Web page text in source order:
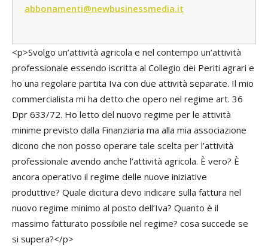
abbonamenti@newbusinessmedia.it
<p>Svolgo un’attività agricola e nel contempo un’attività
professionale essendo iscritta al Collegio dei Periti agrari e
ho una regolare partita Iva con due attività separate. Il mio
commercialista mi ha detto che opero nel regime art. 36
Dpr 633/72. Ho letto del nuovo regime per le attività
minime previsto dalla Finanziaria ma alla mia associazione
dicono che non posso operare tale scelta per l’attività
professionale avendo anche l’attività agricola. È vero? È
ancora operativo il regime delle nuove iniziative
produttive? Quale dicitura devo indicare sulla fattura nel
nuovo regime minimo al posto dell’Iva? Quanto è il
massimo fatturato possibile nel regime? cosa succede se
si supera?</p>